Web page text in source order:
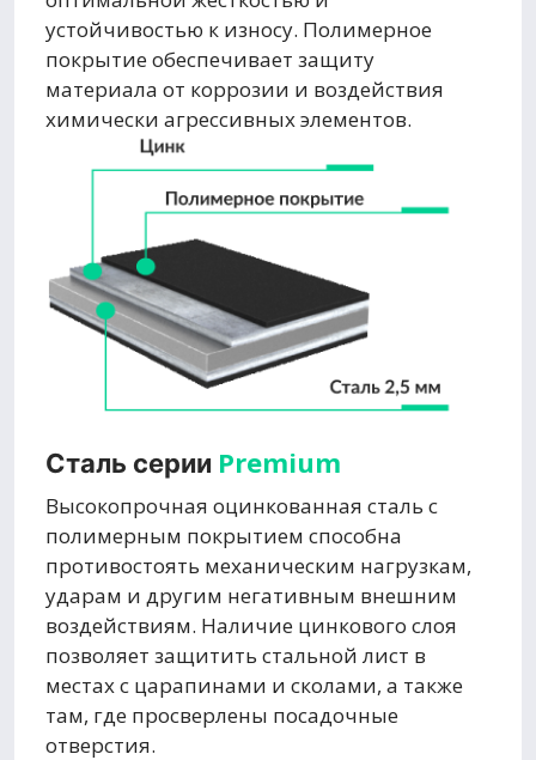
устойчивостью к износу. Полимерное
покрытие обеспечивает защиту
материала от коррозии и воздействия
химически агрессивных элементов.
Сталь серии Premium
Высокопрочная оцинкованная сталь с
полимерным покрытием способна
противостоять механическим нагрузкам,
ударам и другим негативным внешним
воздействиям. Наличие цинкового слоя
позволяет защитить стальной лист в
местах с царапинами и сколами, а также
там, где просверлены посадочные
отверстия.